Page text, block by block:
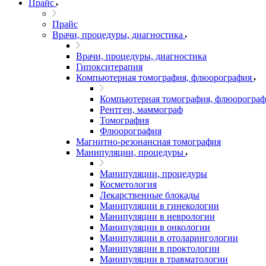
Прайс
Прайс
Врачи, процедуры, диагностика
Врачи, процедуры, диагностика
Гипокситерапия
Компьютерная томография, флюорография
Компьютерная томография,
Рентген, маммограф
Томография
Флюорография
Магнитно-резонансная томография
Манипуляции, процедуры
Манипуляции, процедуры
Косметология
Лекарственные блокады
Манипуляции в гинекологии
Манипуляции в неврологии
Манипуляции в онкологии
Манипуляции в отоларингологии
Манипуляции в проктологии
Манипуляции в травматологии